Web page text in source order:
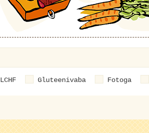
LCHF Gluteenivaba Fotoga